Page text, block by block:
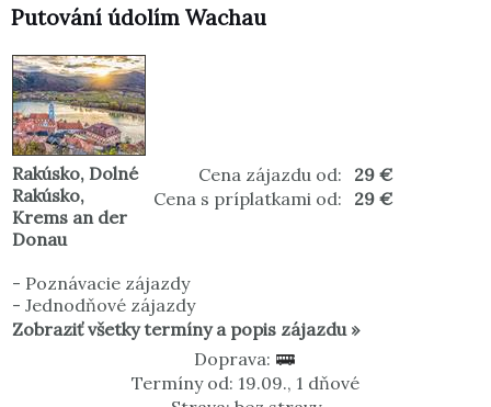
Putování údolím Wachau
Cena zájazdu od:
29 €
Cena s príplatkami od:
29 €
Rakúsko, Dolné
Rakúsko,
Krems an der
Donau
- Poznávacie zájazdy
- Jednodňové zájazdy
Zobraziť všetky termíny a popis zájazdu »
Doprava:
Termíny od: 19.09., 1 dňové